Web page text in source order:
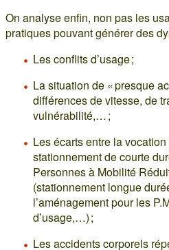
On analyse enfin, non pas les
pratiques pouvant générer des
Les conflits d’usage ;
La situation de « presque
différences de vitesse, de
vulnérabilité,… ;
Les écarts entre la
stationnement de courte
Personnes à Mobilité
(stationnement longue
l’aménagement pour les
d’usage,…) ;
Les accidents corporels